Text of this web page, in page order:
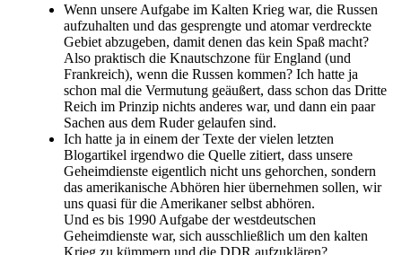
Wenn unsere Aufgabe im Kalten Krieg war, die Russen
aufzuhalten und das gesprengte und atomar verdreckte
Gebiet abzugeben, damit denen das kein Spaß macht?
Also praktisch die Knautschzone für England (und
Frankreich), wenn die Russen kommen? Ich hatte ja
schon mal die Vermutung geäußert, dass schon das Dritte
Reich im Prinzip nichts anderes war, und dann ein paar
Sachen aus dem Ruder gelaufen sind.
Ich hatte ja in einem der Texte der vielen letzten
Blogartikel irgendwo die Quelle zitiert, dass unsere
Geheimdienste eigentlich nicht uns gehorchen, sondern
das amerikanische Abhören hier übernehmen sollen, wir
uns quasi für die Amerikaner selbst abhören.
Und es bis 1990 Aufgabe der westdeutschen
Geheimdienste war, sich ausschließlich um den kalten
Krieg zu kümmern und die DDR aufzuklären?